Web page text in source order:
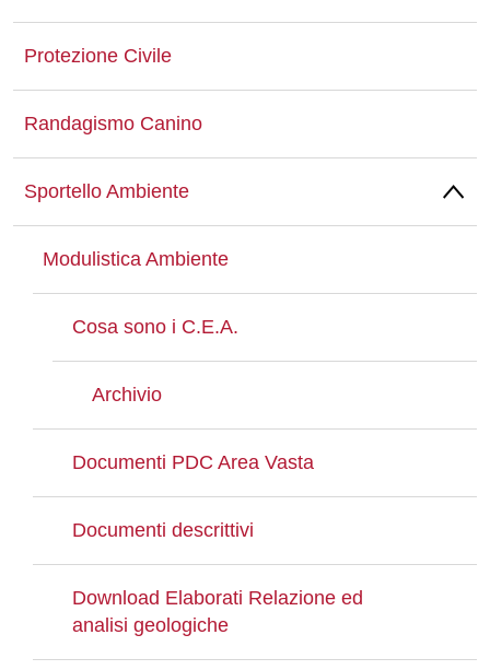
Protezione Civile
Randagismo Canino
Sportello Ambiente
Modulistica Ambiente
Cosa sono i C.E.A.
Archivio
Documenti PDC Area Vasta
Documenti descrittivi
Download Elaborati Relazione ed
analisi geologiche